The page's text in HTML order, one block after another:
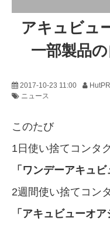
アキュビュ
一部製品
2017-10-23 11:00
ニュース
このたび
1日使い捨てコンタ
「ワンデーアキュビ
2週間使い捨てコン
「アキュビューオア